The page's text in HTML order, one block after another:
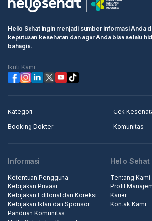
booking"
Langkah 2:
Jadwal konsultasi yang sudah berhasil akan
oleh Brawijaya Clinic Bandung. Harap
lanjut dari tim admin Brawijaya Clinic Bandung
booking online.
Pergi ke rumah sakit atau klinik terjadwal,
penerimaan medis, tunjukkan informasi
Langkah 4:
Hello Sehat ingin menjadi sumber informasi Anda
keputusan kesehatan dan agar Anda bisa selalu
bahagia.
Ikuti Kami
Kategori
Cek
Booking Dokter
Komunitas
Informasi
Ketentuan Pengguna
Kebijakan Privasi
Kebijakan Editorial dan Koreksi
Kebijakan Iklan dan Sponsor
Panduan Komunitas
Hello Sehat
Tentang Kami
Profil
Karier
Kontak Kami